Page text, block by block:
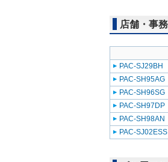
店舗・事
PAC-SJ29BH
PAC-SH95AG
PAC-SH96SG
PAC-SH97DP
PAC-SH98AN
PAC-SJ02ESS